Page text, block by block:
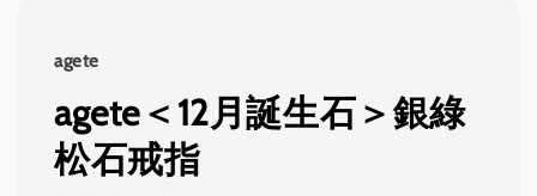
agete
agete＜12月誕生石＞銀綠
松石戒指